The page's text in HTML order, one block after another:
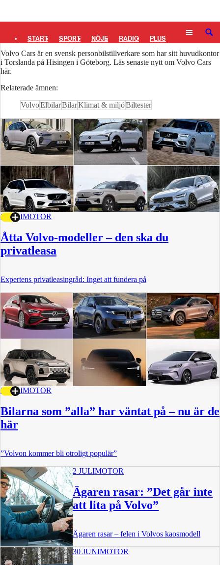
START SPORT NÖJE RADIO PLUS
TIPSA TV KULTUR LEDARE
SÖK
Volvo Cars
Volvo Cars är en svensk personbilstillverkare som har sitt huvudkontor
i Torslanda på Hisingen i Göteborg. Läs senaste nytt om Volvo Cars
här.
Relaterade ämnen:
VolvoElbilarBilarKlimat & miljöBiltester
8 JULIMOTOR
Åtta Volvo-modeller – den ska du
privatleasa
Expertens privatleasingråd: Inget att fundera på
2 JULIMOTOR
Bilarna som ”alla” har väntat på – nu är de
här
”Volvon kommer bli otroligt populär”
2 JULIMOTOR
Ägaren rasar: ”Det går inte
att lita på Volvo”
Ägaren rasar – felen i Volvos kaosmodell
30 JUNIMOTOR